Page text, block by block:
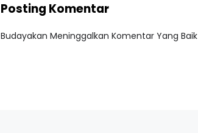
Posting Komentar
Budayakan Meninggalkan Komentar Yang Baik